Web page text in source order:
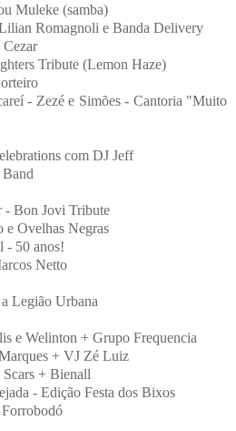
Muleke (samba)
Romagnoli e Banda Delivery
Tribute (Lemon Haze)
- Zezé e Simões - Cantoria "Muito
com DJ Jeff
- Bon Jovi Tribute
e Ovelhas Negras
- 50 anos!
Netto
Legião Urbana
e Welinton + Grupo Frequencia
+ VJ Zé Luiz
+ Bienall
- Edição Festa dos Bixos